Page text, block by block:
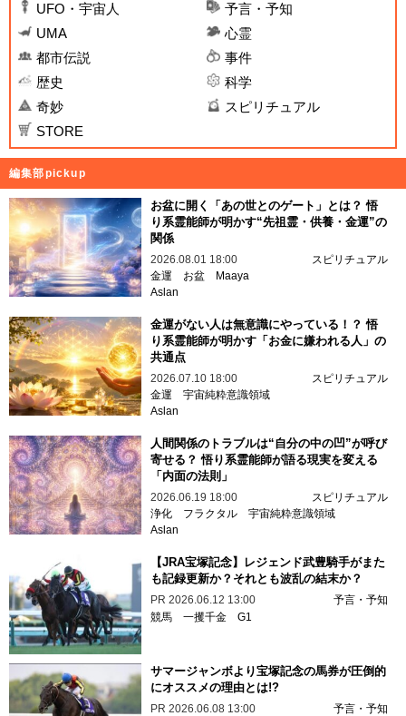
UFO・宇宙人
予言・予知
UMA
心霊
都市伝説
事件
歴史
科学
奇妙
スピリチュアル
STORE
編集部pickup
お盆に開く「あの世とのゲート」とは？ 悟
り系霊能師が明かす“先祖霊・供養・金運”の
関係
2026.08.01 18:00
スピリチュアル
金運
お盆
Maaya
Aslan
金運がない人は無意識にやっている！？ 悟
り系霊能師が明かす「お金に嫌われる人」の
共通点
2026.07.10 18:00
スピリチュアル
金運 宇宙純粋意識領域
Aslan
人間関係のトラブルは“自分の中の凹”が呼び
寄せる？ 悟り系霊能師が語る現実を変える
「内面の法則」
2026.06.19 18:00
スピリチュアル
浄化
フラクタル 宇宙純粋意識領域
Aslan
【JRA宝塚記念】レジェンド武豊騎手がまた
も記録更新か？それとも波乱の結末か？
PR 2026.06.12 13:00
予言・予知
競馬 一攫千金 G1
サマージャンボより宝塚記念の馬券が圧倒的
にオススメの理由とは!?
PR 2026.06.08 13:00
予言・予知